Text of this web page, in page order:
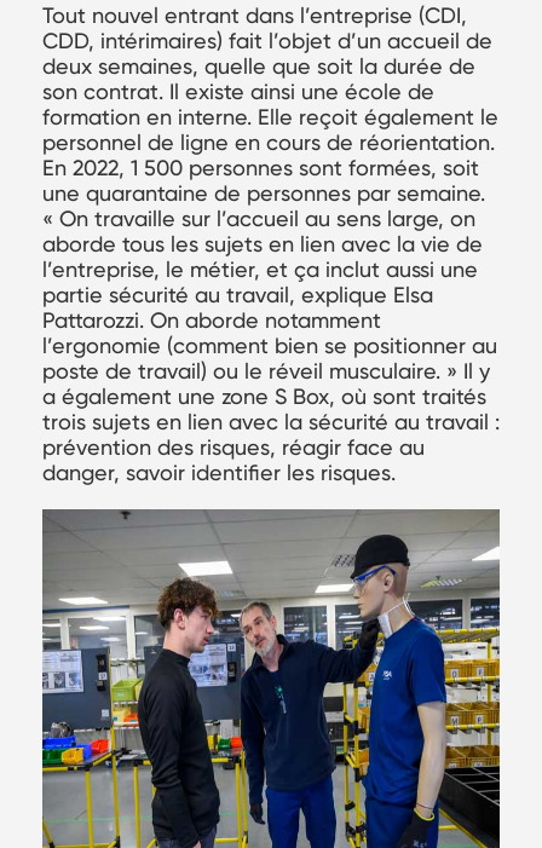
Tout nouvel entrant dans l’entreprise (CDI,
CDD, intérimaires) fait l’objet d’un accueil de
deux semaines, quelle que soit la durée de
son contrat. Il existe ainsi une école de
formation en interne. Elle reçoit également le
personnel de ligne en cours de réorientation.
En 2022, 1 500 personnes sont formées, soit
une quarantaine de personnes par semaine.
« On travaille sur l’accueil au sens large, on
aborde tous les sujets en lien avec la vie de
l’entreprise, le métier, et ça inclut aussi une
partie sécurité au travail, explique Elsa
Pattarozzi. On aborde notamment
l’ergonomie (comment bien se positionner au
poste de travail) ou le réveil musculaire. » Il y
a également une zone S Box, où sont traités
trois sujets en lien avec la sécurité au travail :
prévention des risques, réagir face au
danger, savoir identifier les risques.